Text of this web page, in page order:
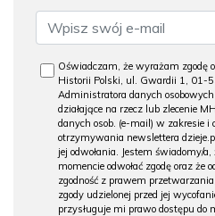
Oświadczam, że wyrażam zgodę
Historii Polski, ul. Gwardii 1, 01-
Administratora danych
działające na rzecz lub zlecenie
danych osob. (e-mail) w zakresie i
otrzymywania newslettera
jej odwołania. Jestem świadomy/
momencie odwołać zgodę oraz że
zgodność z prawem
zgody udzielonej przed jej
przysługuje mi prawo dostępu do